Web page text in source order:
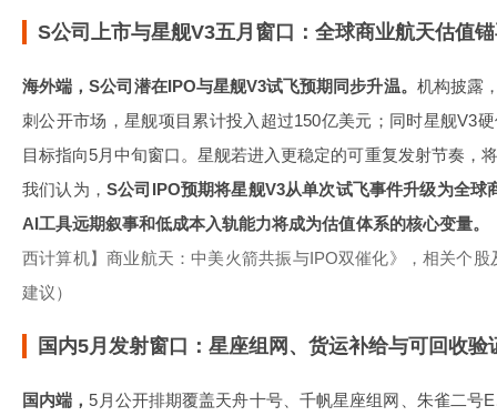
S公司上市与星舰V3五月窗口：全球商业航天估值
海外端，S公司潜在IPO与星舰V3试飞预期同步升温。 机构披露
刺公开市场，星舰项目累计投入超过150亿美元；同时星舰V3
目标指向5月中旬窗口。星舰若进入更稳定的可重复发射节奏，
我们认为， S公司IPO预期将星舰V3从单次试飞事件升级为全球
AI工具远期叙事和低成本入轨能力将成为估值体系的核心变量。
西计算机】商业航天：中美火箭共振与IPO双催化》，相关个
建议）
国内5月发射窗口：星座组网、货运补给与可回收验
国内端， 5月公开排期覆盖天舟十号、千帆星座组网、朱雀二号